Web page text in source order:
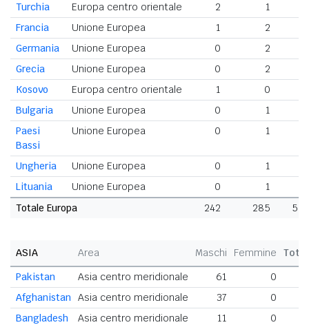
Turchia
Europa centro orientale 2 1
Francia
Unione Europea 1 2
Germania
Unione Europea 0 2
Grecia
Unione Europea 0 2
Kosovo
Europa centro orientale 1 0
Bulgaria
Unione Europea 0 1
Paesi
Bassi
Unione Europea 0 1
Ungheria Unione Europea 0 1
Lituania
Unione Europea 0 1
Totale Europa
242 285 527
ASIA Area Maschi Femmine
Pakistan
Asia centro meridionale 61 0
Afghanistan Asia centro meridionale 37 0
Bangladesh
Asia centro meridionale 11 0